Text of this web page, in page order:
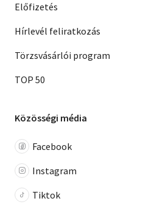
Előfizetés
Hírlevél feliratkozás
Törzsvásárlói program
TOP 50
Közösségi média
Facebook
Instagram
Tiktok